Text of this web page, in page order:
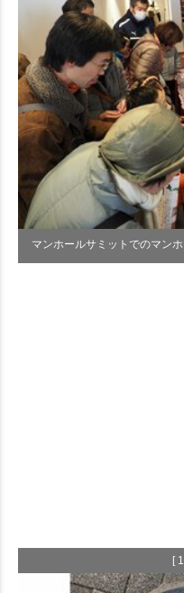
マンホールサミットでのマン
[